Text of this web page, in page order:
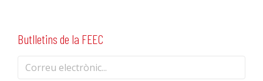
Butlletins de la FEEC